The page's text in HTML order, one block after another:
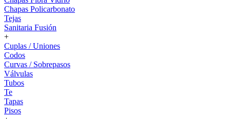
Chapas Policarbonato
Tejas
Sanitaria Fusión
+
Cuplas / Uniones
Codos
Curvas / Sobrepasos
Válvulas
Tubos
Te
Tapas
Pisos